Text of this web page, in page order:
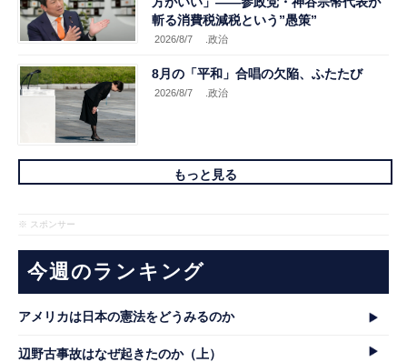
斬る消費税減税という”愚策”
2026/8/7 .政治
8月の「平和」合唱の欠陥、ふたたび
2026/8/7 .政治
もっと見る
※ スポンサー
今週のランキング
アメリカは日本の憲法をどうみるのか
辺野古事故はなぜ起きたのか（上）